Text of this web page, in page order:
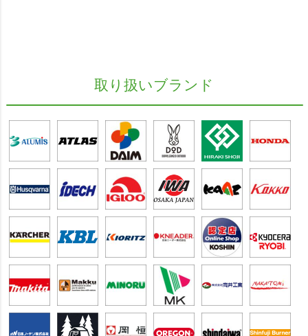
取り扱いブランド